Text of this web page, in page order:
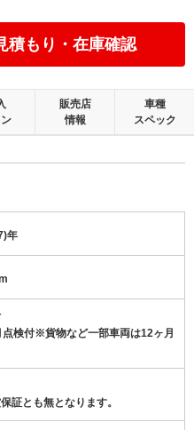
積もり・在庫確認
販売店
情報
車種
スペック
年
点検付※貨物など一部車両は12ヶ月
証とも無となります。